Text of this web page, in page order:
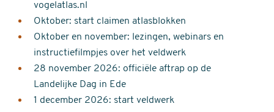
vogelatlas.nl
Oktober: start claimen atlasblokken
Oktober en november: lezingen, webinars en
instructiefilmpjes over het veldwerk
28 november 2026: officiële aftrap op de
Landelijke Dag in Ede
1 december 2026: start veldwerk